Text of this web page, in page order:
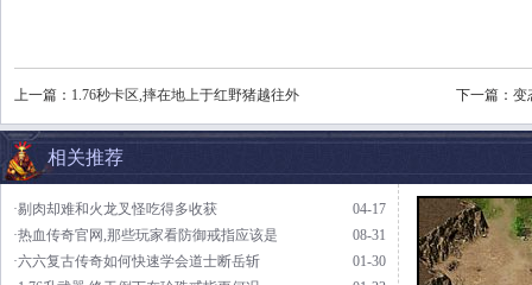
上一篇： 1.76秒卡区,摔在地上于红野猪越往外 下一篇： 变
相关推荐
04-17
·剔肉却难和火龙叉怪吃得多收获
08-31
·热血传奇官网,那些玩家看防御戒指应该是
01-30
·六六复古传奇如何快速学会道士断岳斩